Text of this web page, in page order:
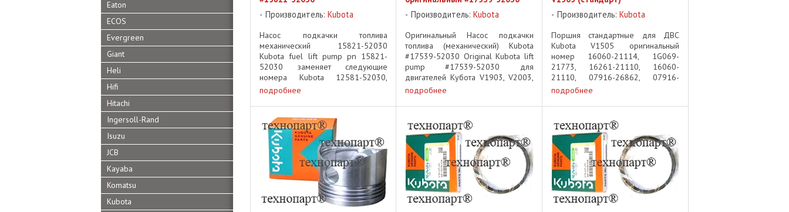
Eaton
ECOS
Evergreen
Giant
Heli
Hifi
Hitachi
Ingersoll-Rand
Isuzu
JCB
Kayaba
Komatsu
Kubota
Производитель: Kubota
Насос подкачки топлива
механический 15821-52030
Kubota fuel lift pump pn 15821-
52030 заменяет следующие
номера Kubota 12581-52030,
19035-52030, 15841-52030,
19055-52030 replaces kubota pn
12581-52030, 19035-52030,
15841-52030, 19055-52030 Для
...
подробнее
Производитель:Kubota
Оригинальный Насос подкачки
топлива (механический) Kubota
#17539-52030 Original Kubota lift
pump #17539-52030 для
двигателей Кубота V1903, V2003,
V2203, V2403 for kubota engines
V1903, V2003, V2203, V2403
Используется в различной технике
подробнее
Производитель: Kubota
Поршня стандартные для ДВС
Kubota V1505 оригинальный
номер 16060-21114, 1G069-
21773, 16261-21110, 16060-
21110, 07916-26862, 07916-
26860, 1G069-21775 Kubota
V1505 Piston STD OEM pn 16060-
21114, 1G069-21773, 16261-
21110, 16060-21110, 07916-
26862, ...
подробнее